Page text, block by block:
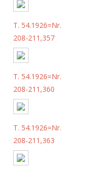
T. 54.1926=Nr.
208-211,357
T. 54.1926=Nr.
208-211,360
T. 54.1926=Nr.
208-211,363